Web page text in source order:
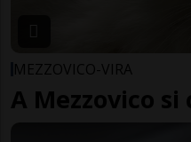
MEZZOVICO-VIRA
A Mezzovico si